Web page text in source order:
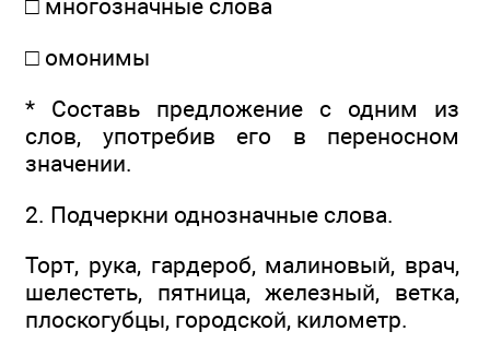
□ многозначные слова
□ омонимы
* Составь предложение с одним из
слов, употребив его в переносном
значении.
2. Подчеркни однозначные слова.
Торт, рука, гардероб, малиновый, врач,
шелестеть, пятница, железный, ветка,
плоскогубцы, городской, километр.